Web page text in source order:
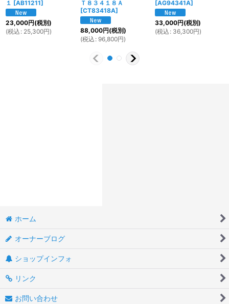
１ [AB11211]
23,000円(税別)
(税込 : 25,300円)
Ｔ８３４１８Ａ
[CT83418A]
88,000円(税別)
(税込 : 96,800円)
[AG94341A]
33,000円(税別)
(税込 : 36,300円)
ホーム
オーナーブログ
ショップインフォ
リンク
お問い合わせ